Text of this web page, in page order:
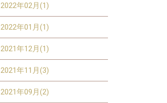
2022年02月(1)
2022年01月(1)
2021年12月(1)
2021年11月(3)
2021年09月(2)